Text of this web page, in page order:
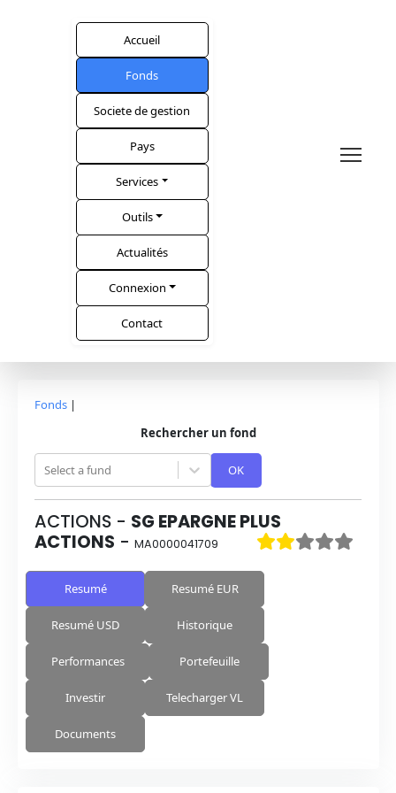
Accueil
Fonds
Societe de gestion
Pays
Services
Outils
Actualités
Connexion
Contact
Fonds |
Rechercher un fond
Select a fund OK
ACTIONS - SG EPARGNE PLUS
ACTIONS - MA0000041709
Resumé Resumé EUR
Resumé USD Historique
Performances Portefeuille
Investir Telecharger VL
Documents